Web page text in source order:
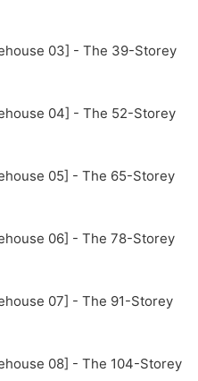
03] - The 39-Storey
04] - The 52-Storey
05] - The 65-Storey
06] - The 78-Storey
07] - The 91-Storey
08] - The 104-Storey